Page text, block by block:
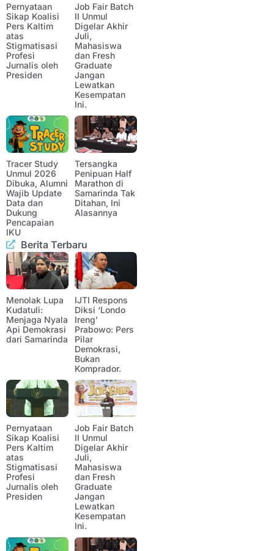
Pernyataan
Sikap Koalisi
Pers Kaltim
atas
Stigmatisasi
Profesi
Jurnalis oleh
Presiden
Job Fair Batch
II Unmul
Digelar Akhir
Juli,
Mahasiswa
dan Fresh
Graduate
Jangan
Lewatkan
Kesempatan
Ini.
Tracer Study
Unmul 2026
Dibuka, Alumni
Wajib Update
Data dan
Dukung
Pencapaian
IKU
Tersangka
Penipuan Half
Marathon di
Samarinda Tak
Ditahan, Ini
Alasannya
Berita Terbaru
Menolak Lupa
Kudatuli:
Menjaga Nyala
Api Demokrasi
dari Samarinda
IJTI Respons
Diksi ‘Londo
Ireng’
Prabowo: Pers
Pilar
Demokrasi,
Bukan
Komprador.
Pernyataan
Sikap Koalisi
Pers Kaltim
atas
Stigmatisasi
Profesi
Jurnalis oleh
Presiden
Job Fair Batch
II Unmul
Digelar Akhir
Juli,
Mahasiswa
dan Fresh
Graduate
Jangan
Lewatkan
Kesempatan
Ini.